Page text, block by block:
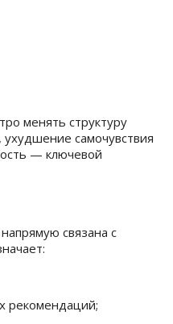
менять структуру
ухудшение самочувствия
— ключевой
связана с
рекомендаций;